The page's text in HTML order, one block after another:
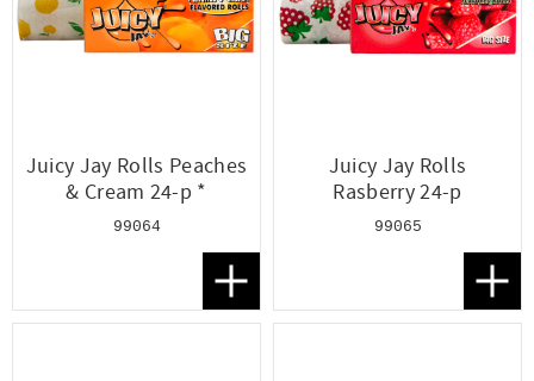
Juicy Jay Rolls Peaches
& Cream 24-p *
99064
Lägg till i favoriter
Juicy Jay Rolls
Rasberry 24-p
99065